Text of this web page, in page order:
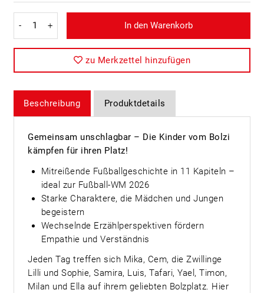
- + In den Warenkorb
zu Merkzettel hinzufügen
Beschreibung Produktdetails
Gemeinsam unschlagbar – Die Kinder vom Bolzi
kämpfen für ihren Platz!
Mitreißende Fußballgeschichte in 11 Kapiteln –
ideal zur Fußball-WM 2026
Starke Charaktere, die Mädchen und Jungen
begeistern
Wechselnde Erzählperspektiven fördern
Empathie und Verständnis
Jeden Tag treffen sich Mika, Cem, die Zwillinge
Lilli und Sophie, Samira, Luis, Tafari, Yael, Timon,
Milan und Ella auf ihrem geliebten Bolzplatz. Hier